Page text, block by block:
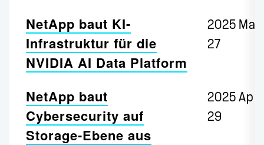
NetApp baut KI-
Infrastruktur für die
NVIDIA AI Data Platform
2025 May
27
NetApp baut
Cybersecurity auf
Storage-Ebene aus
2025 Apr
29